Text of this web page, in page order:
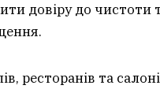
довіру до чистоти
ресторанів та